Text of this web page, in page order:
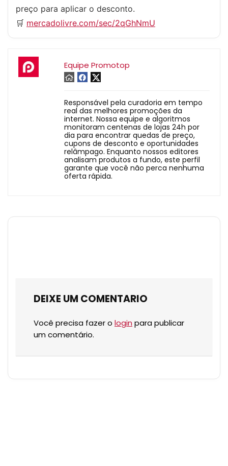
preço para aplicar o desconto.
🛒 mercadolivre.com/sec/2qGhNmU
Equipe Promotop
Responsável pela curadoria em tempo
real das melhores promoções da
internet. Nossa equipe e algoritmos
monitoram centenas de lojas 24h por
dia para encontrar quedas de preço,
cupons de desconto e oportunidades
relâmpago. Enquanto nossos editores
analisam produtos a fundo, este perfil
garante que você não perca nenhuma
oferta rápida.
DEIXE UM COMENTARIO
Você precisa fazer o login para publicar
um comentário.